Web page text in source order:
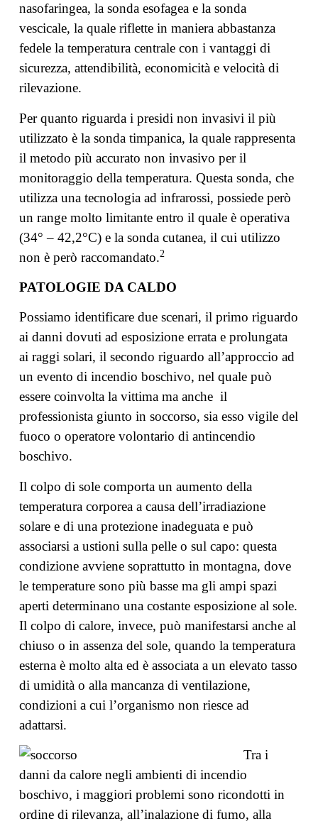
nasofaringea, la sonda esofagea e la sonda
vescicale, la quale riflette in maniera abbastanza
fedele la temperatura centrale con i vantaggi di
sicurezza, attendibilità, economicità e velocità di
rilevazione.
Per quanto riguarda i presidi non invasivi il più
utilizzato è la sonda timpanica, la quale rappresenta
il metodo più accurato non invasivo per il
monitoraggio della temperatura. Questa sonda, che
utilizza una tecnologia ad infrarossi, possiede però
un range molto limitante entro il quale è operativa
(34° – 42,2°C) e la sonda cutanea, il cui utilizzo
non è però raccomandato.2
PATOLOGIE DA CALDO
Possiamo identificare due scenari, il primo riguardo
ai danni dovuti ad esposizione errata e prolungata
ai raggi solari, il secondo riguardo all’approccio ad
un evento di incendio boschivo, nel quale può
essere coinvolta la vittima ma anche il
professionista giunto in soccorso, sia esso vigile del
fuoco o operatore volontario di antincendio
boschivo.
Il colpo di sole comporta un aumento della
temperatura corporea a causa dell’irradiazione
solare e di una protezione inadeguata e può
associarsi a ustioni sulla pelle o sul capo: questa
condizione avviene soprattutto in montagna, dove
le temperature sono più basse ma gli ampi spazi
aperti determinano una costante esposizione al sole.
Il colpo di calore, invece, può manifestarsi anche al
chiuso o in assenza del sole, quando la temperatura
esterna è molto alta ed è associata a un elevato tasso
di umidità o alla mancanza di ventilazione,
condizioni a cui l’organismo non riesce ad
adattarsi.
Tra i
danni da calore negli ambienti di incendio
boschivo, i maggiori problemi sono ricondotti in
ordine di rilevanza, all’inalazione di fumo, alla